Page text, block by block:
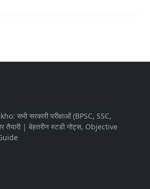
सभी सरकारी परीक्षाओं (BPSC, SSC,
तैयारी | बेहतरीन स्टडी नोट्स, Objective